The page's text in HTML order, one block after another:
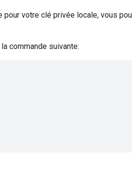
votre clé privée locale, vous
commande suivante: